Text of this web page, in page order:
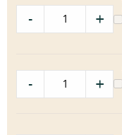
- +
- +